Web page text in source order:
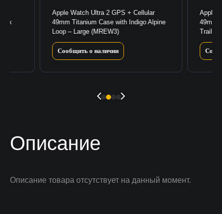
Apple Watch Ultra 2 GPS + Cellular
49mm Titanium Case with Indigo Alpine
Loop – Large (MREW3)
Сообщить о наличии
Apple
49mm
Trail
Описание
Описание товара отсутствует на данный момент.